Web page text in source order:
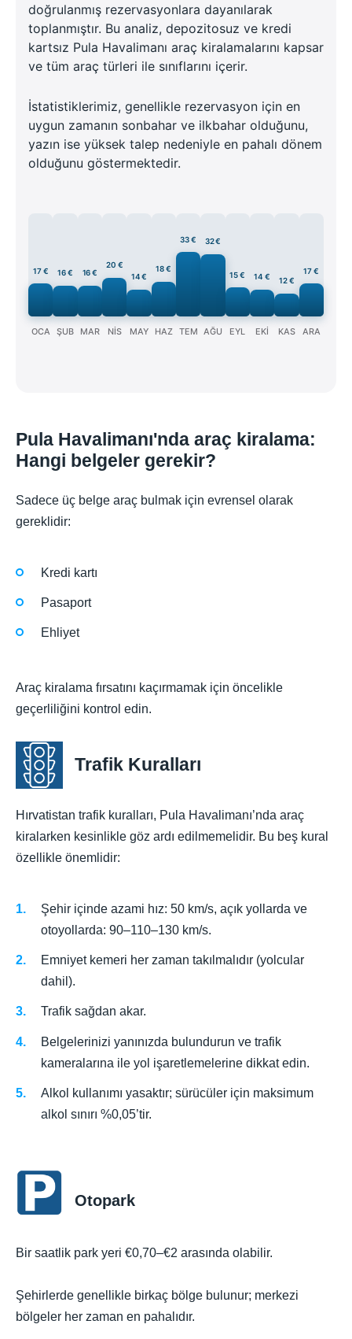
doğrulanmış rezervasyonlara dayanılarak
toplanmıştır. Bu analiz, depozitosuz ve kredi
kartsız Pula Havalimanı araç kiralamalarını kapsar
ve tüm araç türleri ile sınıflarını içerir.
İstatistiklerimiz, genellikle rezervasyon için en
uygun zamanın sonbahar ve ilkbahar olduğunu,
yazın ise yüksek talep nedeniyle en pahalı dönem
olduğunu göstermektedir.
17 €
OCA
16 €
ŞUB
16 €
MAR
20 €
NİS
14 €
MAY
18 €
HAZ
33 €
TEM
32 €
AĞU
15 €
EYL
14 €
EKİ
12 €
KAS
17 €
ARA
Pula Havalimanı'nda araç kiralama:
Hangi belgeler gerekir?
Sadece üç belge araç bulmak için evrensel olarak
gereklidir:
Kredi kartı
Pasaport
Ehliyet
Araç kiralama fırsatını kaçırmamak için öncelikle
geçerliliğini kontrol edin.
Trafik Kuralları
Hırvatistan trafik kuralları, Pula Havalimanı’nda araç
kiralarken kesinlikle göz ardı edilmemelidir. Bu beş kural
özellikle önemlidir:
Şehir içinde azami hız: 50 km/s, açık yollarda ve
otoyollarda: 90–110–130 km/s.
Emniyet kemeri her zaman takılmalıdır (yolcular
dahil).
Trafik sağdan akar.
Belgelerinizi yanınızda bulundurun ve trafik
kameralarına ile yol işaretlemelerine dikkat edin.
Alkol kullanımı yasaktır; sürücüler için maksimum
alkol sınırı %0,05’tir.
Otopark
Bir saatlik park yeri €0,70–€2 arasında olabilir.
Şehirlerde genellikle birkaç bölge bulunur; merkezi
bölgeler her zaman en pahalıdır.